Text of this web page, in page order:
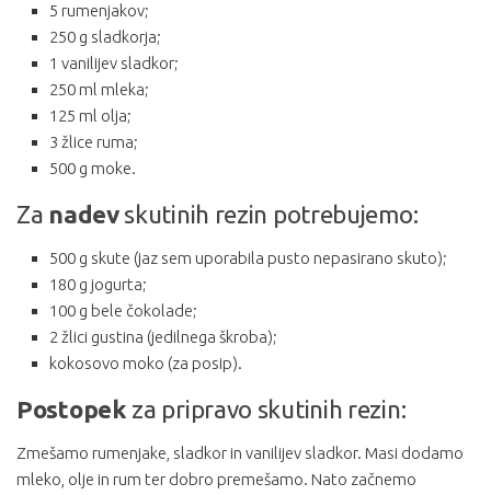
5 rumenjakov;
250 g sladkorja;
1 vanilijev sladkor;
250 ml mleka;
125 ml olja;
3 žlice ruma;
500 g moke.
Za nadevskutinih rezin potrebujemo:
500 g skute (jaz sem uporabila pusto nepasirano skuto);
180 g jogurta;
100 g bele čokolade;
2 žlici gustina (jedilnega škroba);
kokosovo moko (za posip).
Postopek za pripravo skutinih rezin:
Zmešamo rumenjake, sladkor in vanilijev sladkor. Masi dodamo
mleko, olje in rum ter dobro premešamo. Nato začnemo